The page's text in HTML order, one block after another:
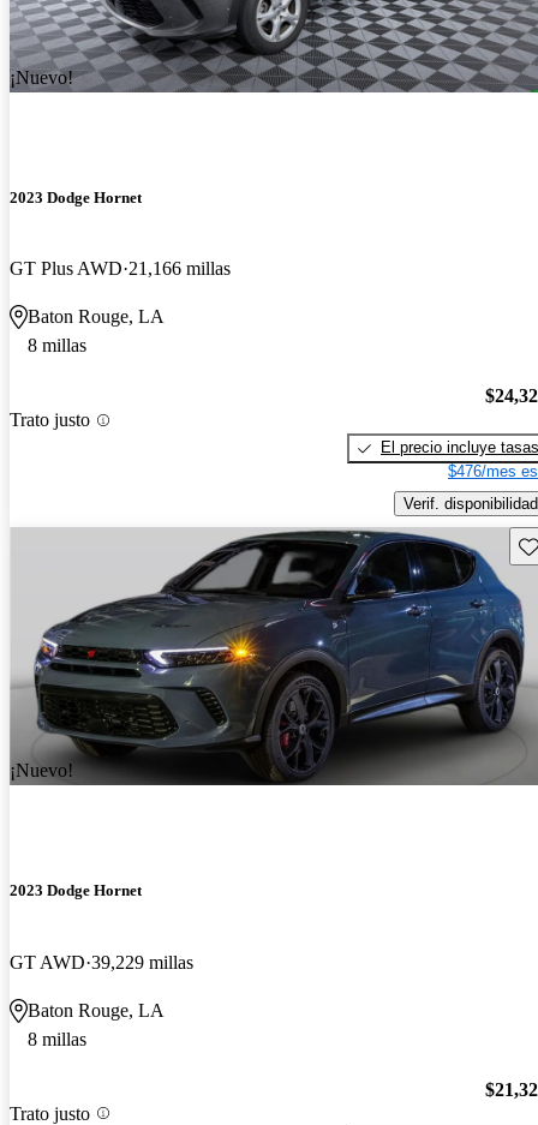
¡Nuevo!
2023 Dodge Hornet
GT Plus AWD 21,166 millas
Baton Rouge, LA
8 millas
Trato justo
El precio incluye tasas
$476/mes
Verif. disponibilidad
¡Nuevo!
2023 Dodge Hornet
GT AWD 39,229 millas
Baton Rouge, LA
8 millas
Trato justo